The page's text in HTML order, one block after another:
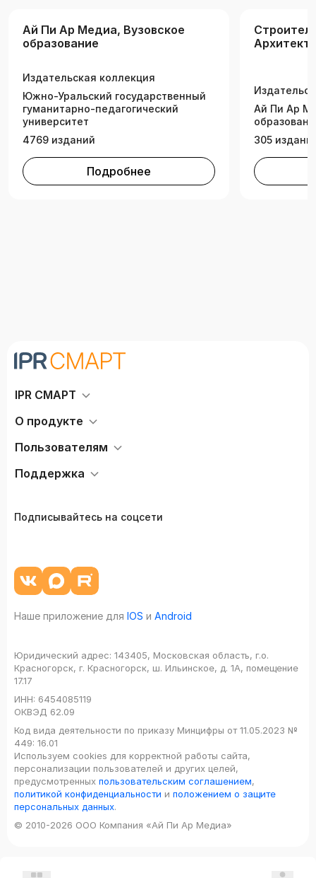
устройства городских и промышленных
систем теплоснабжения.
Ай Пи Ар Медиа, Вузовское
образование
Издательская коллекция
Южно-Уральский государственный
гуманитарно-педагогический
университет
4769 изданий
Подробнее
Ай Пи Ар
305
IPR СМАРТ
О продукте
Пользователям
Поддержка
Подписывайтесь на соцсети
Наше приложение для IOS и Android
Юридический адрес: 143405, Московская область, г.о.
Красногорск, г. Красногорск, ш. Ильинское, д. 1А, помещение
17.17
ИНН: 6454085119
ОКВЭД 62.09
Код вида деятельности по приказу Минцифры от 11.05.2023 №
449: 16.01
Используем cookies для корректной работы сайта,
персонализации пользователей и других целей,
предусмотренных пользовательским соглашением,
политикой конфиденциальности и положением о защите
персональных данных.
© 2010-2026 ООО Компания «Ай Пи Ар Медиа»